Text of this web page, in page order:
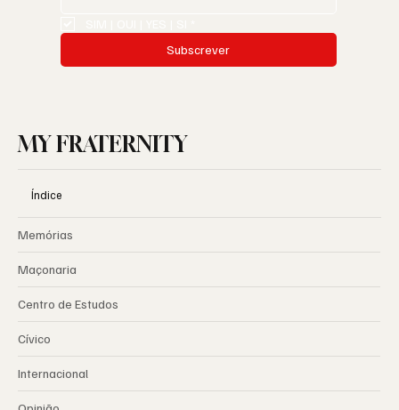
Subscrever
MY FRATERNITY
Índice
Memórias
Maçonaria
Centro de Estudos
Cívico
Internacional